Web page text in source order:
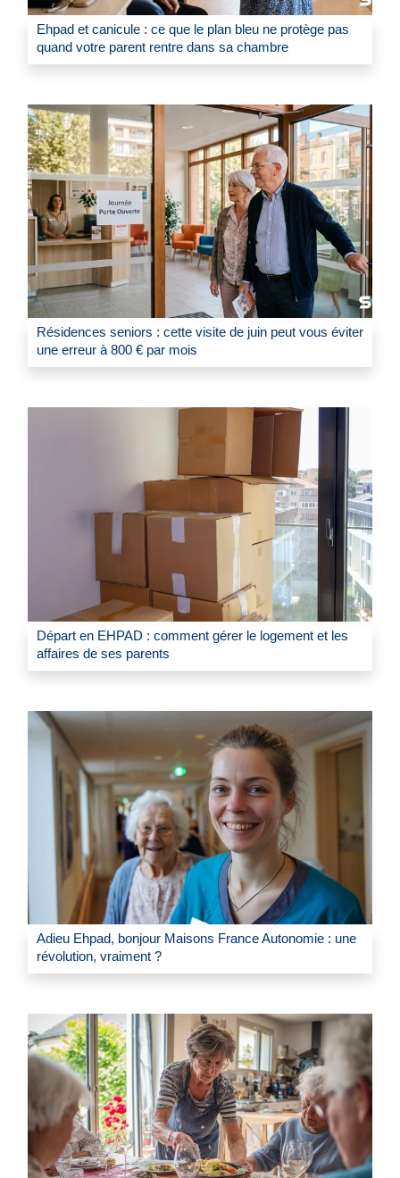
Ehpad et canicule : ce que le plan bleu ne protège pas
quand votre parent rentre dans sa chambre
Résidences seniors : cette visite de juin peut vous éviter
une erreur à 800 € par mois
Départ en EHPAD : comment gérer le logement et les
affaires de ses parents
Adieu Ehpad, bonjour Maisons France Autonomie : une
révolution, vraiment ?